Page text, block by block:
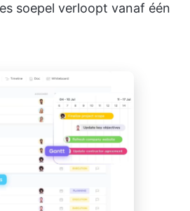
soepel verloopt vanaf één